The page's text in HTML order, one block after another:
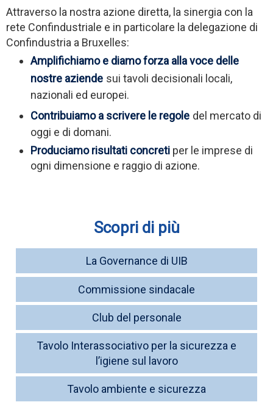
Attraverso la nostra azione diretta, la sinergia con la
rete Confindustriale e in particolare la delegazione di
Confindustria a Bruxelles:
Amplifichiamo e diamo forza alla voce delle
nostre aziende sui tavoli decisionali locali,
nazionali ed europei.
Contribuiamo a scrivere le regole del mercato di
oggi e di domani.
Produciamo risultati concreti per le imprese di
ogni dimensione e raggio di azione.
Scopri di più
La Governance di UIB
Commissione sindacale
Club del personale
Tavolo Interassociativo per la sicurezza e
l’igiene sul lavoro
Tavolo ambiente e sicurezza